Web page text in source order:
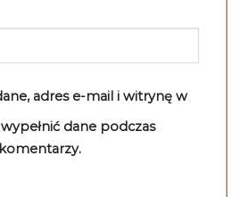
adres e-mail i witrynę w
dane podczas